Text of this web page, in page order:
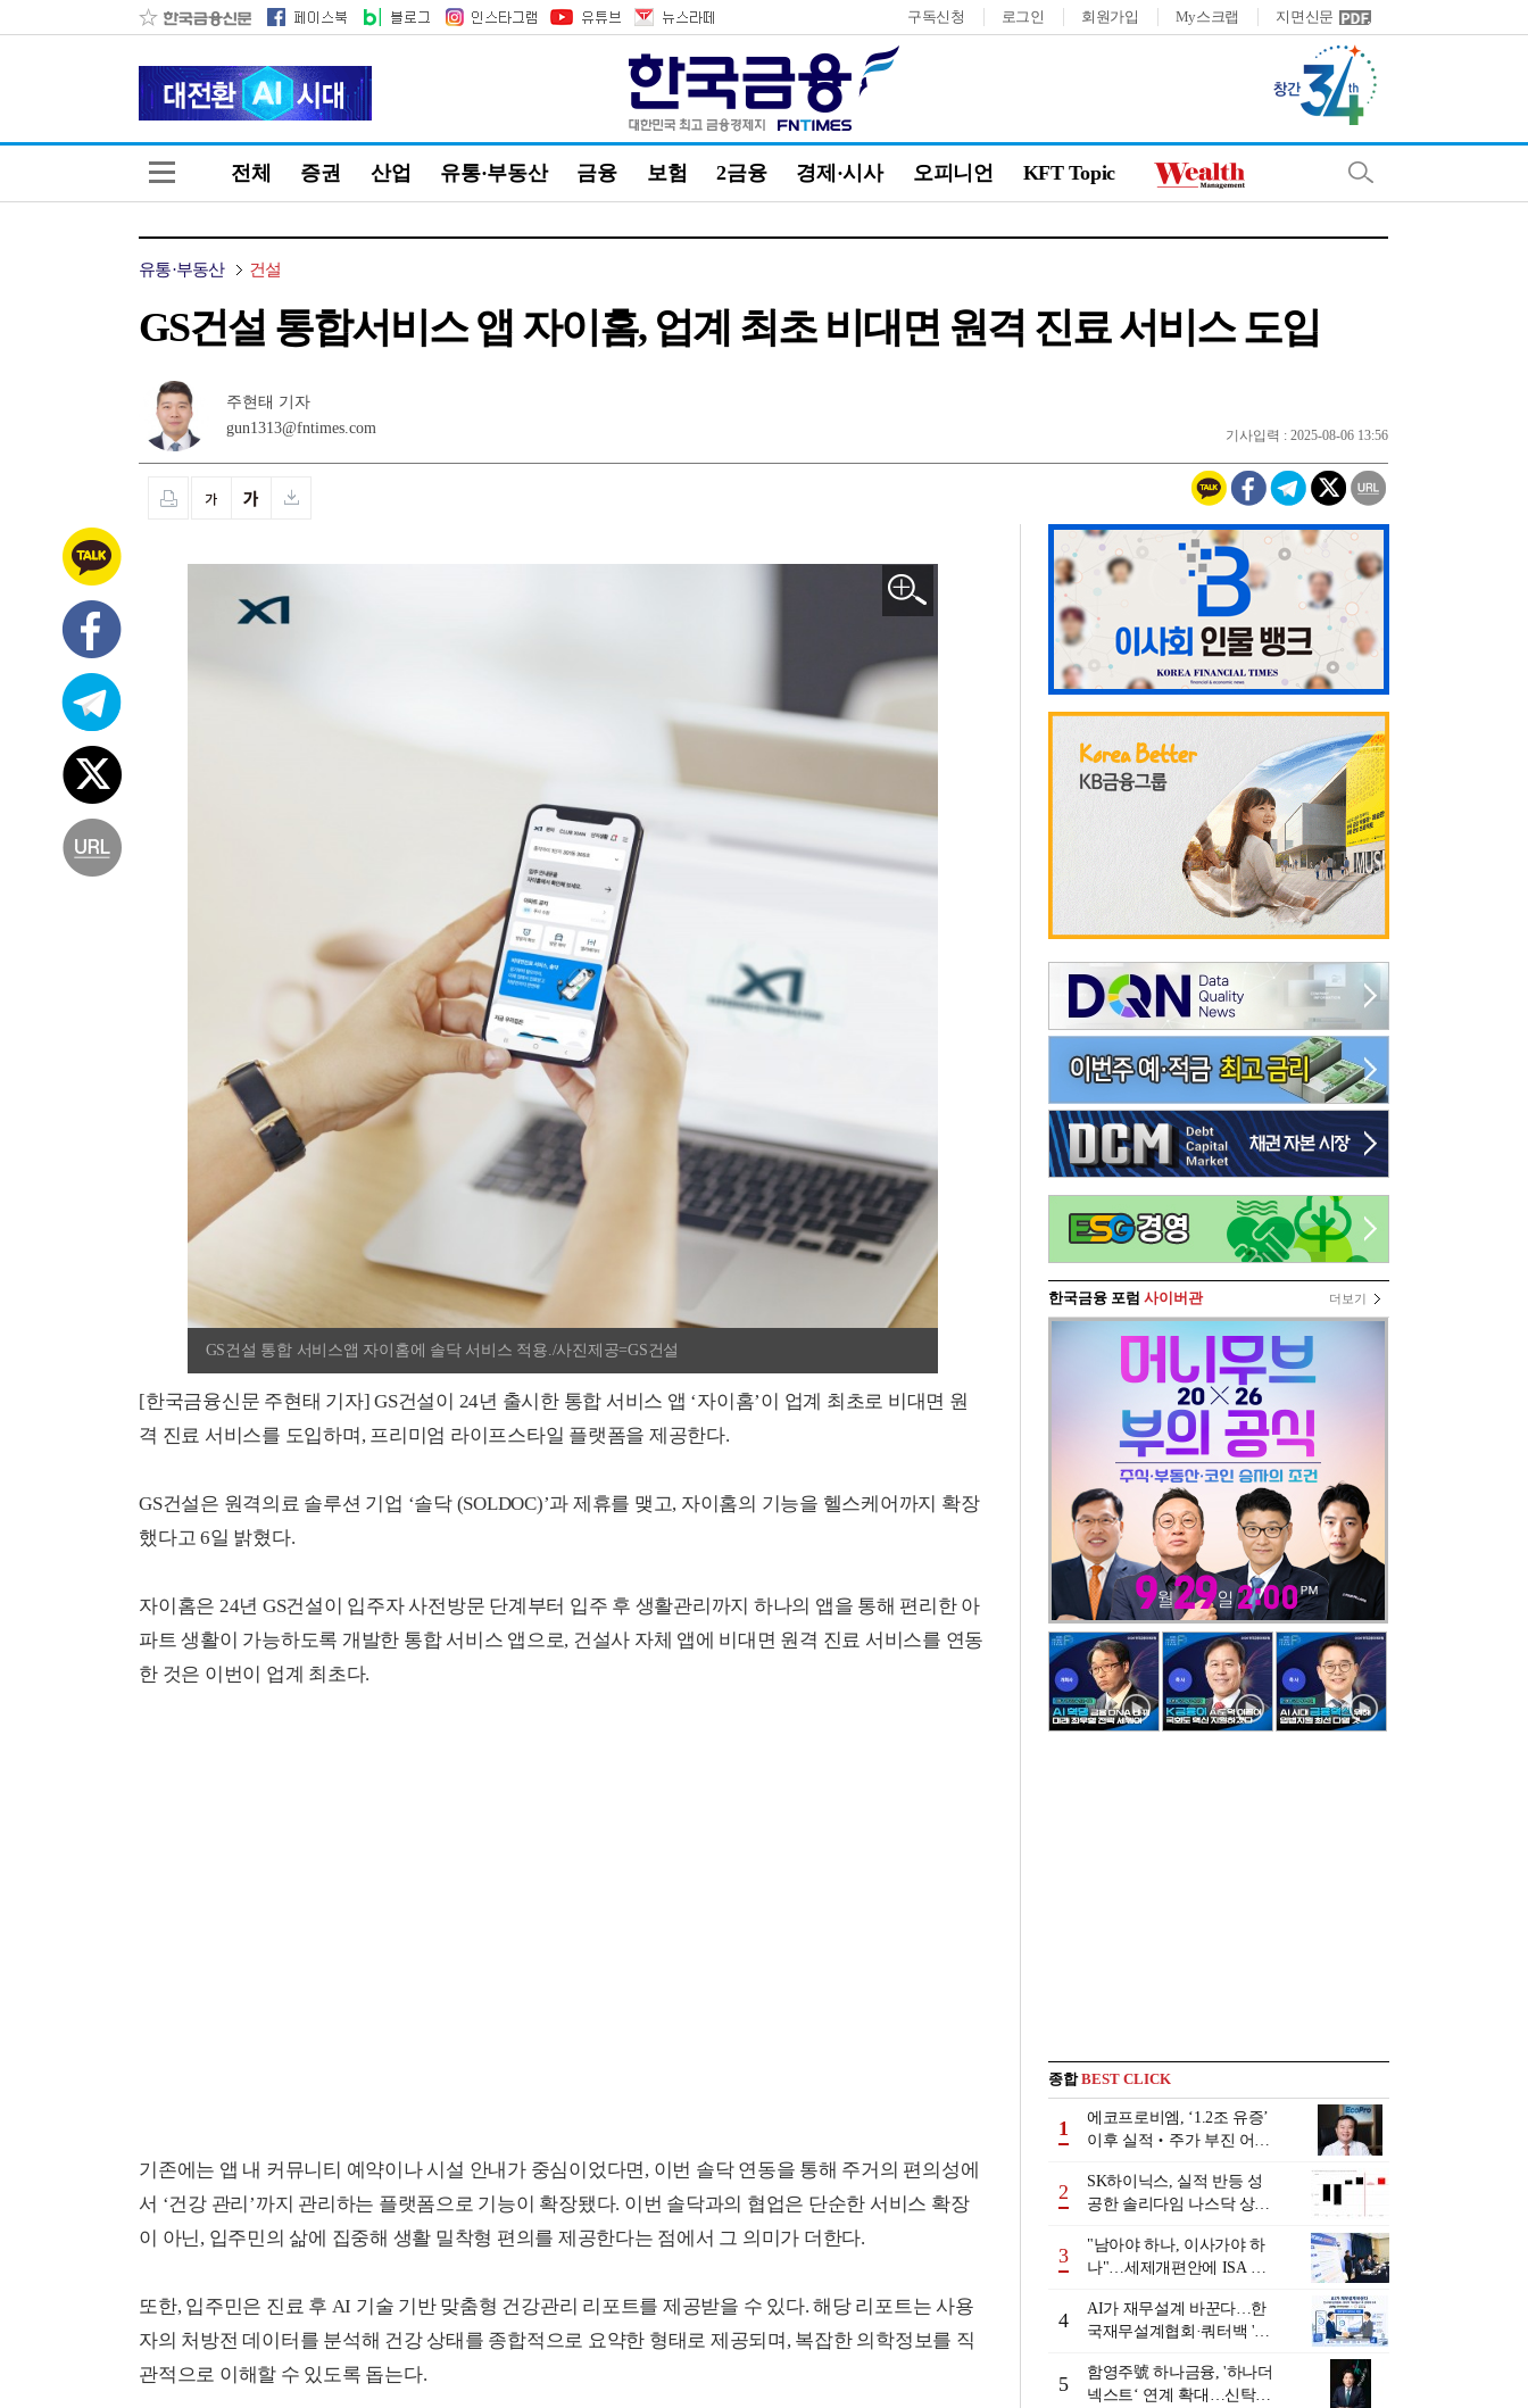
구독신청 로그인 회원가입 My스크랩 지면신문
전체 증권 산업 유통·부동산 금융 보험 2금융 경제·시사 오피니언 KFT Topic
유통·부동산 건설
GS건설 통합서비스 앱 자이홈, 업계 최초 비대면 원격 진료 서비스 도입
주현태 기자
gun1313@fntimes.com
기사입력 : 2025-08-06 13:56
GS건설 통합 서비스앱 자이홈에 솔닥 서비스 적용./사진제공=GS건설
[한국금융신문 주현태 기자] GS건설이 24년 출시한 통합 서비스 앱 ‘자이홈’이 업계 최초로 비대면 원
격 진료 서비스를 도입하며, 프리미엄 라이프스타일 플랫폼을 제공한다.
GS건설은 원격의료 솔루션 기업 ‘솔닥 (SOLDOC)’과 제휴를 맺고, 자이홈의 기능을 헬스케어까지 확장
했다고 6일 밝혔다.
자이홈은 24년 GS건설이 입주자 사전방문 단계부터 입주 후 생활관리까지 하나의 앱을 통해 편리한 아
파트 생활이 가능하도록 개발한 통합 서비스 앱으로, 건설사 자체 앱에 비대면 원격 진료 서비스를 연동
한 것은 이번이 업계 최초다.
기존에는 앱 내 커뮤니티 예약이나 시설 안내가 중심이었다면, 이번 솔닥 연동을 통해 주거의 편의성에
서 ‘건강 관리’까지 관리하는 플랫폼으로 기능이 확장됐다. 이번 솔닥과의 협업은 단순한 서비스 확장
이 아닌, 입주민의 삶에 집중해 생활 밀착형 편의를 제공한다는 점에서 그 의미가 더한다.
또한, 입주민은 진료 후 AI 기술 기반 맞춤형 건강관리 리포트를 제공받을 수 있다. 해당 리포트는 사용
자의 처방전 데이터를 분석해 건강 상태를 종합적으로 요약한 형태로 제공되며, 복잡한 의학정보를 직
관적으로 이해할 수 있도록 돕는다.
한국금융 포럼 사이버관 더보기
종합BEST CLICK
1
에코프로비엠, ‘1.2조 유증’
이후 실적‧주가 부진 어쩌
2
SK하이닉스, 실적 반등 성
공한 솔리다임 나스닥 상장
3
"남아야 하나, 이사가야 하
나"…세제개편안에 ISA 투
4
AI가 재무설계 바꾼다…한
국재무설계협회·쿼터백 '베
5
함영주號 하나금융, '하나더
넥스트‘ 연계 확대…신탁수